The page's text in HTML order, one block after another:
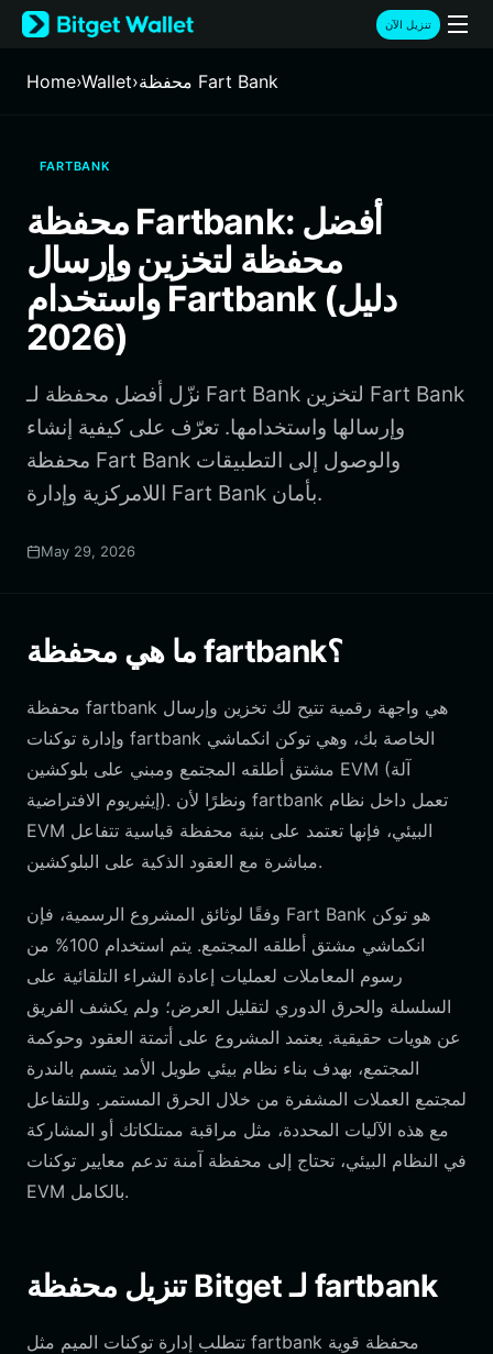
English
日本語
Русский
Italiano
Deutsch
简体中文
繁體中文
Português (Portugal)
Bahasa Indonesia
ภาษาไทย
বাংলা
Español
Português (Brasil)
Español (Argentina)
تنزيل الآن
Home›Wallet› محفظة Fart Bank
FARTBANK
محفظة Fartbank: أفضل
محفظة لتخزين وإرسال
واستخدام Fartbank (دليل
2026)
نزّل أفضل محفظة لـ Fart Bank لتخزين Fart Bank
وإرسالها واستخدامها. تعرّف على كيفية إنشاء
محفظة Fart Bank والوصول إلى التطبيقات
اللامركزية وإدارة Fart Bank بأمان.
May 29, 2026
ما هي محفظة fartbank؟
محفظة fartbank هي واجهة رقمية تتيح لك تخزين وإرسال
وإدارة توكنات fartbank الخاصة بك، وهي توكن انكماشي
مشتق أطلقه المجتمع ومبني على بلوكشين EVM (آلة
إيثيريوم الافتراضية). ونظرًا لأن fartbank تعمل داخل نظام
EVM البيئي، فإنها تعتمد على بنية محفظة قياسية تتفاعل
مباشرة مع العقود الذكية على البلوكشين.
وفقًا لوثائق المشروع الرسمية، فإن Fart Bank هو توكن
انكماشي مشتق أطلقه المجتمع. يتم استخدام 100% من
رسوم المعاملات لعمليات إعادة الشراء التلقائية على
السلسلة والحرق الدوري لتقليل العرض؛ ولم يكشف الفريق
عن هويات حقيقية. يعتمد المشروع على أتمتة العقود وحوكمة
المجتمع، بهدف بناء نظام بيئي طويل الأمد يتسم بالندرة
لمجتمع العملات المشفرة من خلال الحرق المستمر. وللتفاعل
مع هذه الآليات المحددة، مثل مراقبة ممتلكاتك أو المشاركة
في النظام البيئي، تحتاج إلى محفظة آمنة تدعم معايير توكنات
EVM بالكامل.
تنزيل محفظة Bitget لـ fartbank
تتطلب إدارة توكنات الميم مثل fartbank محفظة قوية